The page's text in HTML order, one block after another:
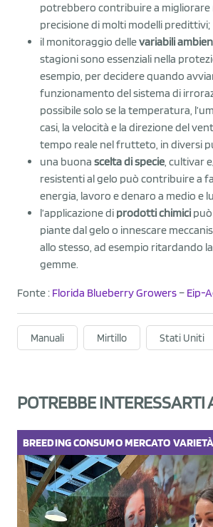
potrebbero contribuire a
precisione di molti modelli predittivi;
il monitoraggio dellevariabili
stagioni sono essenziali nella
esempio, per decidere quando
funzionamento del sistema di
possibile solo se la temperatura,
casi, la velocità e la direzione del
tempo reale nel frutteto, in diversi
una buona scelta di specie, cultivar
resistenti al gelo può contribuire a
energia, lavoro e denaro a medio e
l’applicazione di prodotti chimici
piante dal gelo o innescare
allo stesso, ad esempio ritardando
gemme.
Fonte : Florida Blueberry Growers – Eip-
Manuali Mirtillo Stati Uniti
POTREBBE INTERESSARTI
BREEDINGCONSUMOMERCATO VARIETÀ